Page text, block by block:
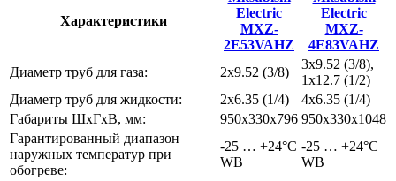
Характеристики
Electric
MXZ-
2E53VAHZ
Electric
MXZ-
4E83VAHZ
Диаметр труб для газа:
2x9.52 (3/8)
3x9.52 (3/8),
1x12.7 (1/2)
Диаметр труб для жидкости:
2x6.35 (1/4)
4x6.35 (1/4)
Габариты ШхГхВ, мм:
950x330x796 950x330x1048
Гарантированный диапазон
наружных температур при
обогреве:
-25 … +24°C
WB
-25 … +24°C
WB